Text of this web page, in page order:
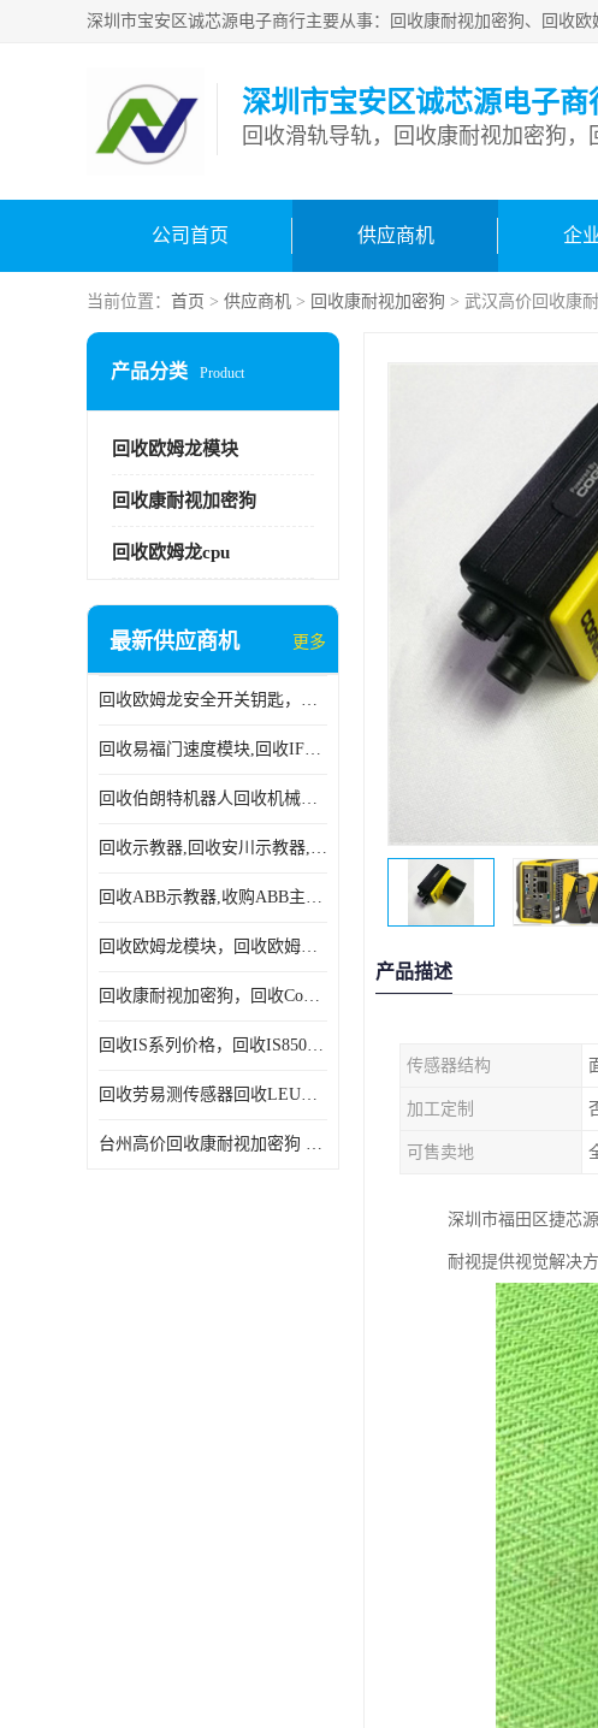
深圳市宝安区诚芯源电子商
回收滑轨导轨，回收康耐视加密狗，
公司首页 供应商机 企
当前位置： 首页 > 供应商机 > 回收康耐视加密狗 > 武汉高价回收康
产品分类 Product
回收欧姆龙模块
回收康耐视加密狗
回收欧姆龙cpu
最新供应商机 更多
回收欧姆龙安全开关钥匙，回收OMRON安全锁，回收光电传感器
回收易福门速度模块,回收IFM大全,回收易福门AS-iDP模块
回收伯朗特机器人回收机械手臂伯朗特六轴工业机器人
回收示教器,回收安川示教器,回收ABB新旧示教器
回收ABB示教器,收购ABB主机CPU,回收DSQC69示教器
回收欧姆龙模块，回收欧姆龙CPU,回收欧姆龙cpu
回收康耐视加密狗，回收Cognex加密狗，回收Cognex相机
回收IS系列价格，回收IS8505MP视觉，回收康耐视无包装相机
回收劳易测传感器回收LEUZE传感器
台州高价回收康耐视加密狗 收购康耐视加密狗 废旧回收
产品描述
传感器结构
加工定制
可售卖地
深圳市福田区捷芯
耐视提供视觉解决